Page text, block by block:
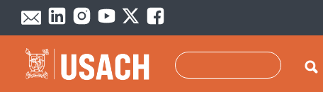
Pasar al contenido principal